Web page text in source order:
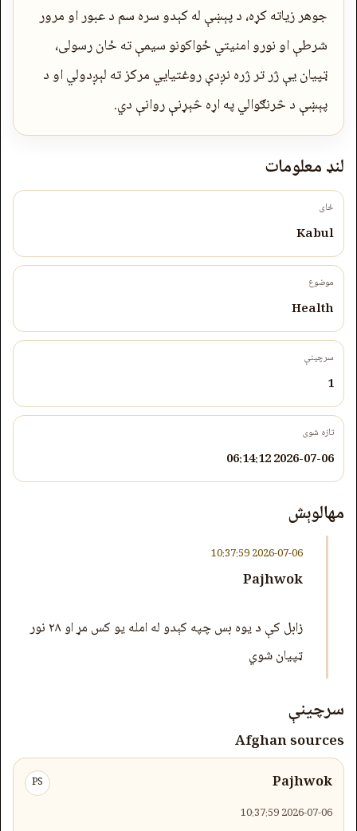
جوهر زیاته کړه، د پېښې له کېدو سره سم د عبور او مرور
شرطې او نورو امنیتي ځواکونو سیمې ته ځان رسولی،
ټپیان یې ژر تر ژره نږدې روغتیايي مرکز ته لېږدولي او د
پېښې د څرنګوالي په اړه څېړنې روانې دي.
لنډ معلومات
ځای
Kabul
موضوع
Health
سرچینې
1
تازه شوی
2026-07-06 06:14:12
مهالوېش
2026-07-06 10:37:59
Pajhwok
زابل کې د یوه بس چپه کېدو له امله یو کس مړ او ۲۸ نور
ټپیان شوي
سرچینې
Afghan sources
Pajhwok
PS
2026-07-06 10:37:59